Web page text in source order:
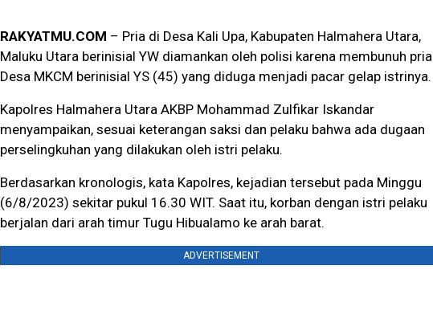
RAKYATMU.COM – Pria di Desa Kali Upa, Kabupaten Halmahera Utara,
Maluku Utara berinisial YW diamankan oleh polisi karena membunuh pria
Desa MKCM berinisial YS (45) yang diduga menjadi pacar gelap istrinya.
Kapolres Halmahera Utara AKBP Mohammad Zulfikar Iskandar
menyampaikan, sesuai keterangan saksi dan pelaku bahwa ada dugaan
perselingkuhan yang dilakukan oleh istri pelaku.
Berdasarkan kronologis, kata Kapolres, kejadian tersebut pada Minggu
(6/8/2023) sekitar pukul 16.30 WIT. Saat itu, korban dengan istri pelaku
berjalan dari arah timur Tugu Hibualamo ke arah barat.
ADVERTISEMENT